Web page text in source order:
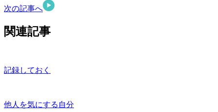
次の記事へ
関連記事
記録しておく
他人を気にする自分